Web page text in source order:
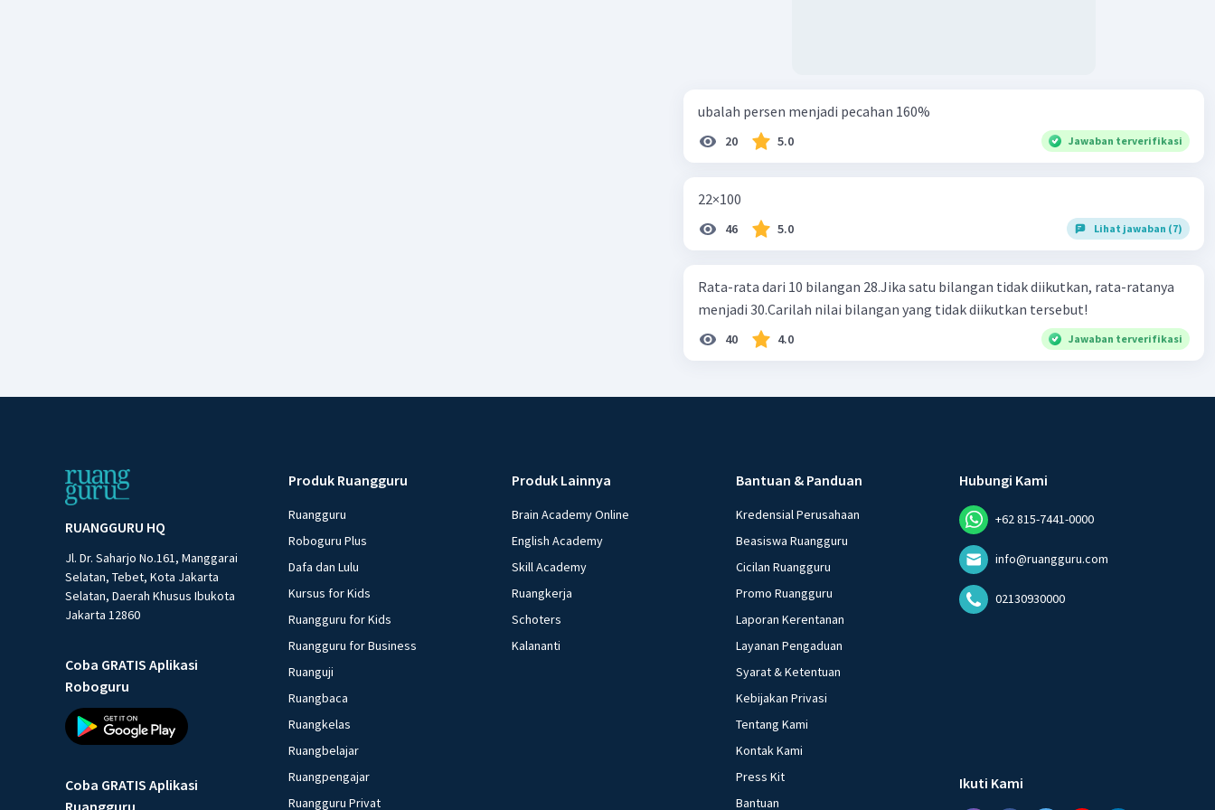
ubalah persen menjadi pecahan 160%
20 5.0 Jawaban terverifikasi
22×100
46 5.0 Lihat jawaban (7)
Rata-rata dari 10 bilangan 28.Jika satu bilangan tidak diikutkan, rata-ratanya
menjadi 30.Carilah nilai bilangan yang tidak diikutkan tersebut!
40 4.0 Jawaban terverifikasi
RUANGGURU HQ
Jl. Dr. Saharjo No.161, Manggarai
Selatan, Tebet, Kota Jakarta
Selatan, Daerah Khusus Ibukota
Jakarta 12860
Coba GRATIS Aplikasi
Roboguru
Coba GRATIS Aplikasi
Produk Ruangguru
Ruangguru
Roboguru Plus
Dafa dan Lulu
Kursus for Kids
Ruangguru for Kids
Ruangguru for Business
Ruanguji
Ruangbaca
Ruangkelas
Ruangbelajar
Ruangpengajar
Ruangguru Privat
Produk Lainnya
Brain Academy Online
English Academy
Skill Academy
Ruangkerja
Schoters
Kalananti
Bantuan & Panduan
Kredensial Perusahaan
Beasiswa Ruangguru
Cicilan Ruangguru
Promo Ruangguru
Laporan Kerentanan
Layanan Pengaduan
Syarat & Ketentuan
Kebijakan Privasi
Tentang Kami
Kontak Kami
Press Kit
Bantuan
Hubungi Kami
+62 815-7441-0000
info@ruangguru.com
02130930000
Ikuti Kami